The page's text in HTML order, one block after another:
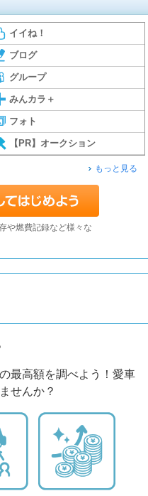
イイね！
ブログ
グループ
みんカラ＋
フォト
【PR】オークション
もっと見る
や燃費記録など様々な
最高額を調べよう！愛車
せんか？